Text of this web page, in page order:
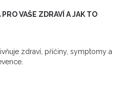
VAŠE ZDRAVÍ A JAK TO
zdraví, příčiny, symptomy a